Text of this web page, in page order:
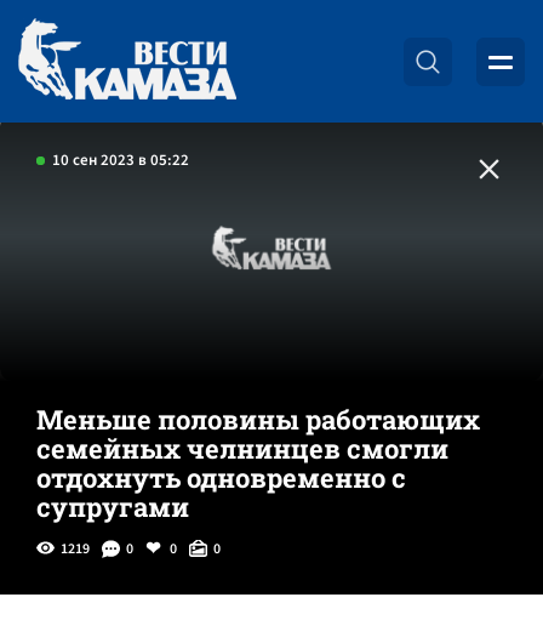
10 сен 2023 в 05:22
Меньше половины работающих
семейных челнинцев смогли
отдохнуть одновременно с
супругами
1219 0 0 0